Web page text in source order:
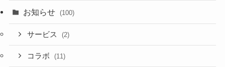
お知らせ (100)
サービス (2)
コラボ (11)